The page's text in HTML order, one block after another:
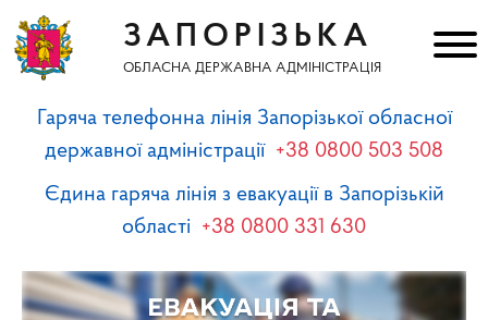
ЗАПОРІЗЬКА
ОБЛАСНА ДЕРЖАВНА АДМІНІСТРАЦІЯ
Гаряча телефонна лінія Запорізької обласної
державної адміністрації +38 0800 503 508
Єдина гаряча лінія з евакуації в Запорізькій
області +38 0800 331 630